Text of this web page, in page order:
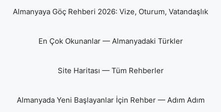
Almanyaya Göç Rehberi 2026: Vize, Oturum, Vatandaşlık
En Çok Okunanlar — Almanyadaki Türkler
Site Haritası — Tüm Rehberler
Almanyada Yeni Başlayanlar İçin Rehber — Adım Adım